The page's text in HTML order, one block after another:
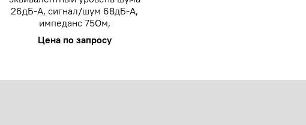
26дБ-А, сигнал/шум 68дБ-А,
импеданс 75Ом,
Цена по запросу